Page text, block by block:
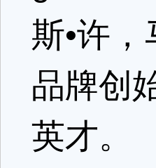
斯•许
品牌创
英才。